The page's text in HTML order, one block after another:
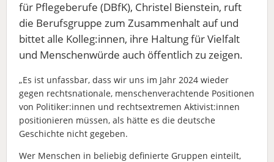
für Pflegeberufe (DBfK), Christel Bienstein, ruft
die Berufsgruppe zum Zusammenhalt auf und
bittet alle Kolleg:innen, ihre Haltung für Vielfalt
und Menschenwürde auch öffentlich zu zeigen.
„Es ist unfassbar, dass wir uns im Jahr 2024 wieder
gegen rechtsnationale, menschenverachtende Positionen
von Politiker:innen und rechtsextremen Aktivist:innen
positionieren müssen, als hätte es die deutsche
Geschichte nicht gegeben.
Wer Menschen in beliebig definierte Gruppen einteilt,